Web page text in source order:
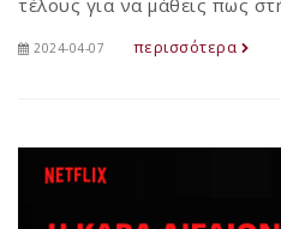
τέλους για να μάθεις πως
2024-04-07 περισσότερα